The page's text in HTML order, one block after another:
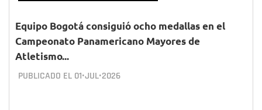
Equipo Bogotá consiguió ocho medallas en el
Campeonato Panamericano Mayores de
Atletismo...
PUBLICADO EL 01•JUL•2026